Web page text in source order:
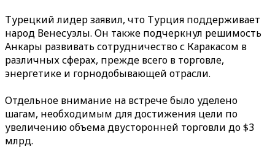
Турецкий лидер заявил, что Турция поддерживает
народ Венесуэлы. Он также подчеркнул решимость
Анкары развивать сотрудничество с Каракасом в
различных сферах, прежде всего в торговле,
энергетике и горнодобывающей отрасли.
Отдельное внимание на встрече было уделено
шагам, необходимым для достижения цели по
увеличению объема двусторонней торговли до $3
млрд.